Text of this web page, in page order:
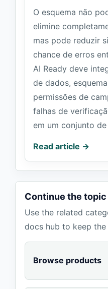
O esquema não
elimine
mas pode reduzir
chance de erros
AI Ready deve
de dados,
permissões de
falhas de
em um conjunto
Read article →
Continue the topic
Use the related
docs hub to keep the
Browse products